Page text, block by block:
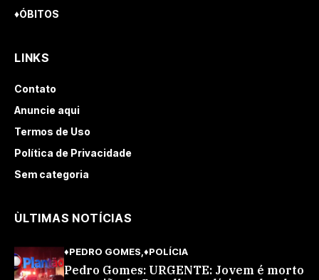
♦ÓBITOS
LINKS
Contato
Anuncie aqui
Termos de Uso
Política de Privacidade
Sem categoria
ÙLTIMAS NOTÍCIAS
♦PEDRO GOMES ♦POLÍCIA
Pedro Gomes: URGENTE: Jovem é morto